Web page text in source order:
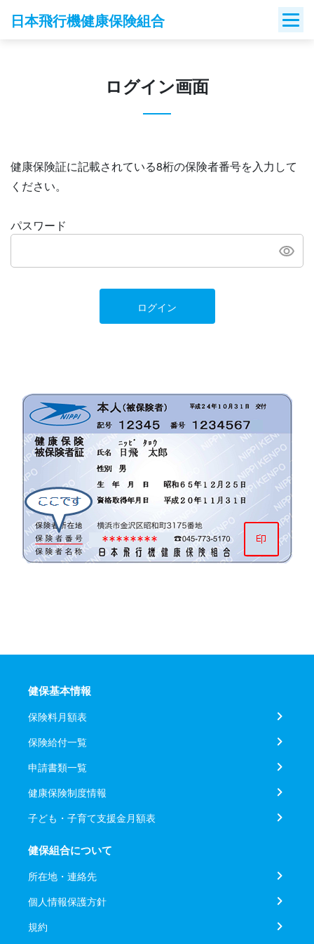
日本飛行機健康保険組合
ログイン画面
健康保険証に記載されている8桁の保険者番号を入力して
ください。
パスワード
ログイン
健保基本情報
保険料月額表
保険給付一覧
申請書類一覧
健康保険制度情報
子ども・子育て支援金月額表
健保組合について
所在地・連絡先
個人情報保護方針
規約